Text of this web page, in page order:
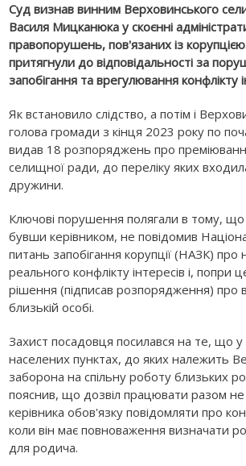
Суд визнав винним Верховинського
Василя Мицканюка у скоєнні
правопорушень, пов'язаних із
притягнули до відповідальності за
запобігання та врегулювання конфлікту
Як встановило слідство, а потім і
голова громади з кінця 2023 року по
видав 18 розпоряджень про
селищної ради, до переліку яких
дружини.
Ключові порушення полягали в тому,
бувши керівником, не повідомив
питань запобігання корупції (НАЗК) про
реального конфлікту інтересів і, попри
рішення (підписав розпорядження) про
близькій особі.
Захист посадовця посилався на те, що у
населених пунктах, до яких належить
заборона на спільну роботу близьких
пояснив, що дозвіл працювати разом не
керівника обов'язку повідомляти про
коли він має повноваження визначати
для родича.